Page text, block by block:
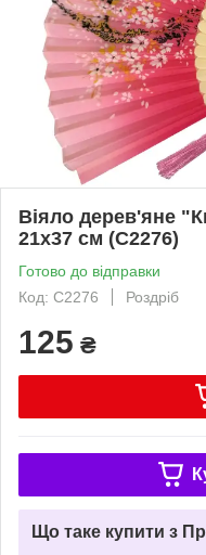
Віяло дерев'яне
21х37 см (C2276)
Готово до відправки
Код: C2276
Роздріб
125 ₴
Що таке купити з